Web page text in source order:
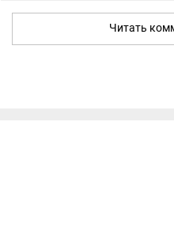
Читать